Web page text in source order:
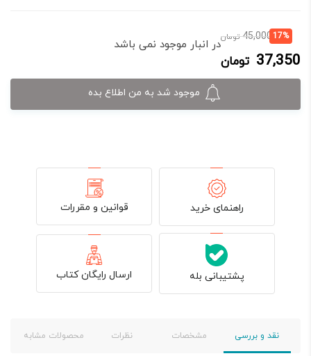
17%
45,000 تومانقیمت
اصلی:
37,350 تومان
قیمت
فعلی:
37,350 تومان.
در انبار موجود نمی باشد
موجود شد به من اطلاع بده
راهنمای خرید قوانین و مقررات
پشتیبانی بله ارسال رایگان کتاب
نقد و بررسی مشخصات نظرات محصولات مشابه